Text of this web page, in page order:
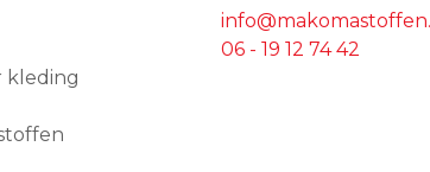
kleding
06 - 19 12 74 42